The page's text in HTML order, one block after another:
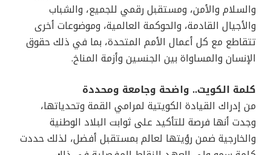
والسلام والأمن، ومستقبل رقمي للجميع، والشباب
والأجيال القادمة، والحوكمة العالمية، وموضوعات أخرى
تتقاطع مع كل أعمال الأمم المتحدة، بما في ذلك حقوق
الإنسان والمساواة بين الجنسين وأزمة المناخ.
كلمة الكويت.. واضحة وجامعة ومحددة
من إدراك القيادة الكويتية لمرامي القمة وتحدياتها،
وجدت أنها فرصة للتأكيد على ثوابت البلاد الوطنية
والخارجية ضمن رؤيتها لعالم بمستقبل أفضل، لذلك حددت